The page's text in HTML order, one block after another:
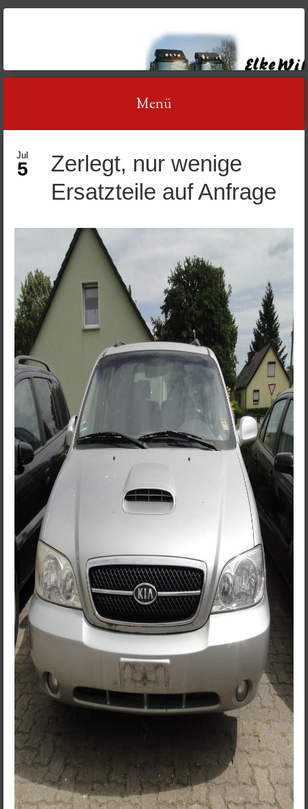
AUTOVERWERTUNG
WILDT
Menü
zum
Zerlegt, nur wenige
Ersatzteile auf Anfrage
Jul
5